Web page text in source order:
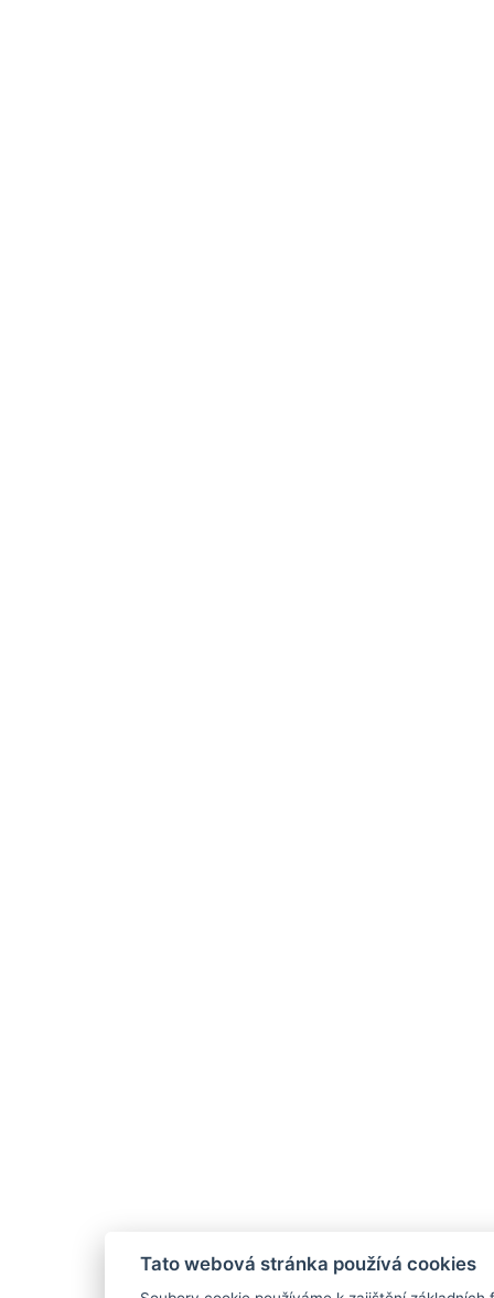
Tato webová stránka používá cookies